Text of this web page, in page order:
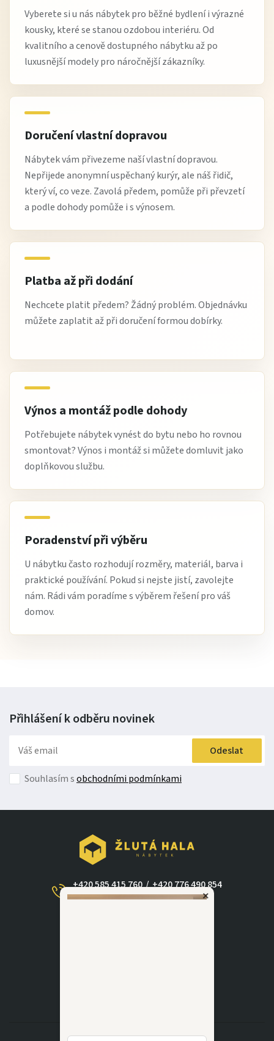
Vyberete si u nás nábytek pro běžné bydlení i výrazné
kousky, které se stanou ozdobou interiéru. Od
kvalitního a cenově dostupného nábytku až po
luxusnější modely pro náročnější zákazníky.
Doručení vlastní dopravou
Nábytek vám přivezeme naší vlastní dopravou.
Nepřijede anonymní uspěchaný kurýr, ale náš řidič,
který ví, co veze. Zavolá předem, pomůže při převzetí
a podle dohody pomůže i s výnosem.
Platba až při dodání
Nechcete platit předem? Žádný problém. Objednávku
můžete zaplatit až při doručení formou dobírky.
Výnos a montáž podle dohody
Potřebujete nábytek vynést do bytu nebo ho rovnou
smontovat? Výnos i montáž si můžete domluvit jako
doplňkovou službu.
Poradenství při výběru
U nábytku často rozhodují rozměry, materiál, barva i
praktické používání. Pokud si nejste jistí, zavolejte
nám. Rádi vám poradíme s výběrem řešení pro váš
domov.
Přihlášení k odběru novinek
Odeslat
Souhlasím sobchodními podmínkami
+420 585 415 760
(Po - Ne 09:00-17:30)
/ +420 776 490 854
KATEGORIE
×